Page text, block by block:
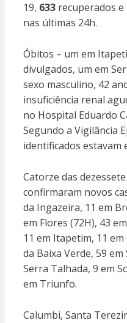
19, 633recuperados e
nas últimas 24h.
Óbitos – um em
divulgados, um em
sexo masculino, 42
insuficiência renal
no Hospital Eduardo
Segundo a Vigilância
identificados estavam
Catorze das
confirmaram novos
da Ingazeira, 11 em
em Flores (72H), 43
11 em Itapetim, 11
da Baixa Verde, 59
Serra Talhada, 9 em
em Triunfo.
Calumbi, Santa